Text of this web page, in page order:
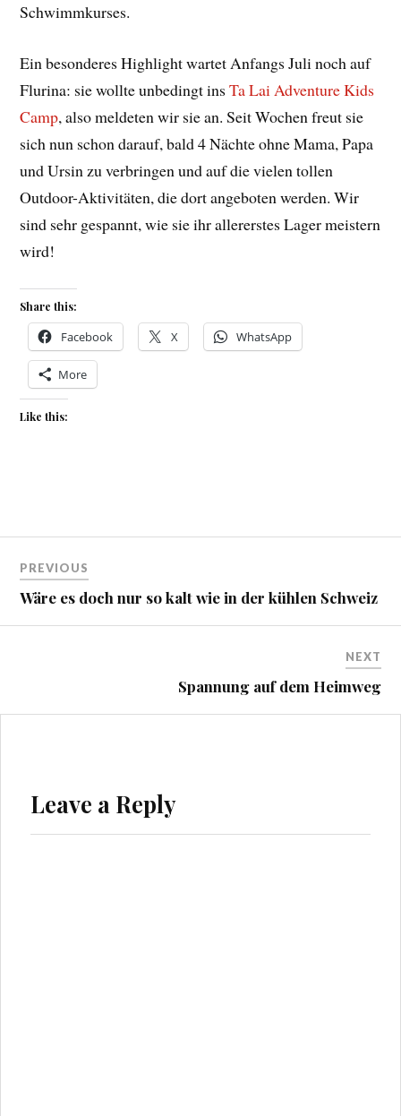
Schwimmkurses.
Ein besonderes Highlight wartet Anfangs Juli noch auf
Flurina: sie wollte unbedingt insTa Lai Adventure Kids
Camp, also meldeten wir sie an. Seit Wochen freut sie
sich nun schon darauf, bald 4 Nächte ohne Mama, Papa
und Ursin zu verbringen und auf die vielen tollen
Outdoor-Aktivitäten, die dort angeboten werden. Wir
sind sehr gespannt, wie sie ihr allererstes Lager meistern
wird!
Share this:
Facebook X WhatsApp
More
Like this:
PREVIOUS
Wäre es doch nur so kalt wie in der kühlen Schweiz
NEXT
Spannung auf dem Heimweg
Leave a Reply